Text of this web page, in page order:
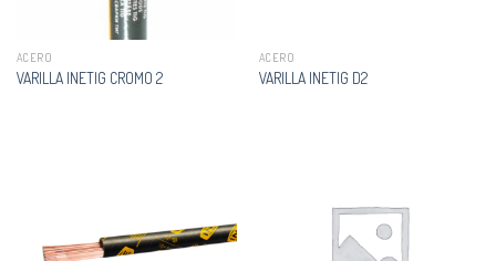
ACERO
VARILLA INETIG CROMO 2
ACERO
VARILLA INETIG D2